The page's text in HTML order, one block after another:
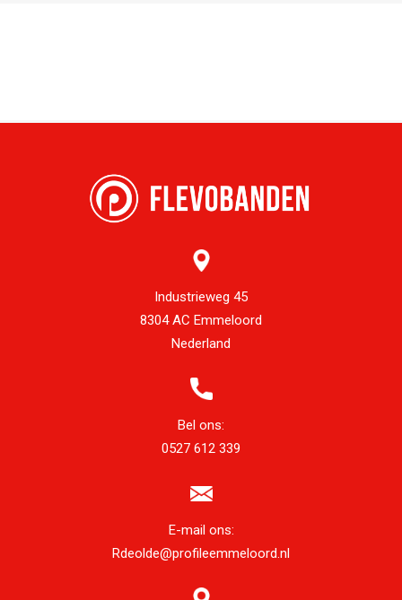
Industrieweg 45
8304 AC Emmeloord
Nederland
Bel ons:
0527 612 339
E-mail ons:
Rdeolde@profileemmeloord.nl